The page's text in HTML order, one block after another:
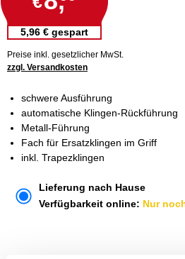
5,96 € gespart
Preise inkl. gesetzlicher MwSt.
zzgl. Versandkosten
schwere Ausführung
automatische Klingen-Rückführung
Metall-Führung
Fach für Ersatzklingen im Griff
inkl. Trapezklingen
Lieferung nach Hause
Verfügbarkeit online: Nur